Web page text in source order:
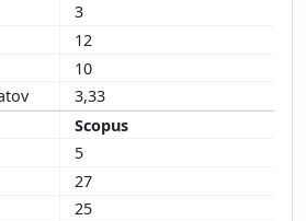
3
12
10
3,33
Scopus
5
27
25